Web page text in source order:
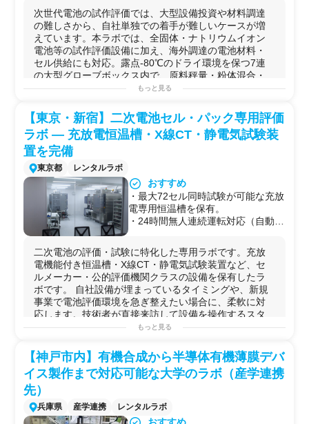
【6】ドライ環境下での電解液調合・含浸プロセスの検証
【7】ガス雰囲気下での電極材料の熱処理（ 焼成・乾燥）
【8】電池筐体の超音波溶接・抵抗 溶接・封止プロセスの
試作
【9】走査型電子顕微鏡（SEM）による電極断面・粒子
態観察
（自転公転式／
）を用いたスラリー
／ドライブレンド調製から、電極塗
工・プレス・積層・パウチセル作製
までを連続して行える
【2】電池構成材料を一体で提供
正極材・負極材・固体電解質・電解
液・集電体などの電池材料全般を輸
入販売しており、すぐに試作・評価
へ着手できる体制を提供可能
カバー
本ラボでのコインセル・小型セル試
作評価から、岡山工場の試作ライン
で一貫して支援
【4】評価後の解体分析・不良解析
まで対応
充放電評価後のセルを解体し、
析出、構造変化、熱安定性、水分
量、ガス発生・膨れ要因などを多角
的に検証可能。岡山工場では、満充
電状態の大型電池をドライルーム内
で解体し、不良箇所を検証できる国
内でも希少な体制を保有
【5】工場レベルの技術研修プログ
スラリー作製から充放電評価までを
1週間で習得できる研修を岡山工場
で提供。座学と実技を組み合わせた
も対応し、現場ベースで電池製造を
理解できる環境を提供
次世代電池の試作評価では、大型設備投資や材料調達
の難しさから、自社単独での着手が難しいケースが増
えています。本ラボでは、全固体・ナトリウムイオン
電池等の試作評価設備に加え、海外調達の電池材料・
セル供給にも対応。露点-80℃のドライ環境を保つ7連
の大型グローブボックス内で、原料秤量・粉体混合・
ス...
可能な実験例
【1】ラミネートセル・コインセル（CR2032等）の試作
と初期充放電評価
【2】円柱（円筒）セル・ラミネートセルの
ル評価・容量維持率測定
【3】市販材料を用いた
極／グラファイト負極等）
【4】全 固体電池の電極 作製・積層・パウチセル試作
【5】ナトリウム
イオン電池の試作・評価
【6】電池 材料の熱分析 （TG-DTA・DSC）・XRD による
結晶構造評価
【7】電池内の水分量管理（カールフィッシャー法）
【8】試作セルの評価後解体・劣化要因解析
【9】満充電状態での大型電池解体および不良箇所の検証
【10】技術指導付きの長期試作プロジェクト
もっと見る
【東京・新宿】二次電池セル・パック専用評価
ラボ — 充放電恒温槽・X線CT・静電気試験装
置を完備
東京都 レンタルラボ
おすすめ
・最大72セル同時試験が可能な充放
電専用恒温槽を保有。
・24時間無人連続運転対応（自動消
クル試験を「預けて走らせ続ける」
使い方が可能。
・静電気試験は技術者が来訪のう
え、その場で壊れた製品を修理→再
試験→修理を繰り返せる環境。設備
を使いながら製品を仕上げていくス
タイルに対応。
・X線CTで電池パック・セルの内部
造確認がその場で完結。
・東京都心の立地。打ち合わせ帰り
や急なサンプル評価にもアクセスし
二次電池の評価・試験に特化した専用ラボです。充放
電機能付き恒温槽・X線CT・静電気試験装置など、セ
ルメーカー・公的評価機関クラスの設備を保有したラ
ボです。 自社設備が埋まっているタイミングや、新規
事業で電池評価環境を急ぎ整えたい場合に、柔軟に対
応します。技術者が直接来訪して設備を操作するスタ...
・二次電池 セルの充放電 サイクル試験（容量・電圧・表
面温度の記録
）
・電池パックの充放電試験（大型24〜48V系、AGV・フ
ォークリフト用途、大型
・セル・パックのインピーダンス（内部抵抗）測定
・X線CT非破壊検査による内部
もっと見る
【神戸市内】有機合成から半導体有機薄膜デバ
イス製作まで対応可能な大学のラボ（産学連携
先）
兵庫県 産学連携 レンタルラボ